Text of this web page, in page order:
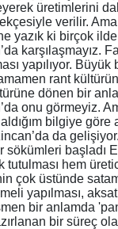
üretimlerini
verilir. Ama
yazık ki birçok ilde
karşılaşmayız.
yapılıyor. Büyük
rant
dönen bir
onu görmeyiz.
bilgiye göre
da
sökümleri başladı
tutulması hem
çok üstünde
yapılması,
bir anlamda
bir süreç